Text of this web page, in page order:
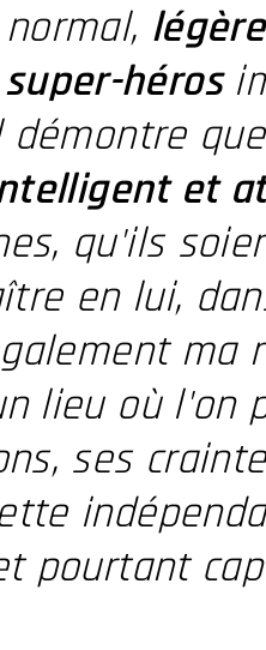
héros
démontre
et
qu'ils
en lui,
ma
lieu où l'on
ses
pourtant